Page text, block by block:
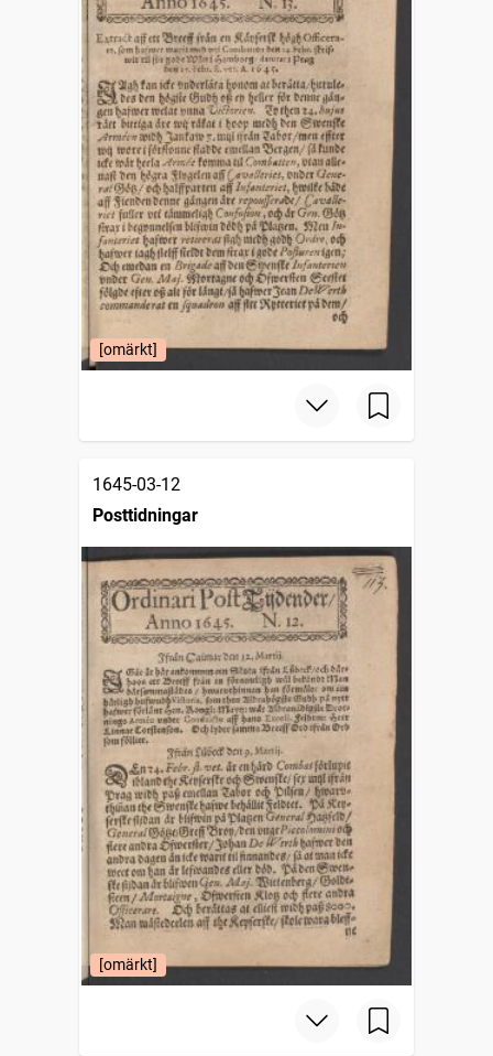
[omärkt]
1645-03-12
Posttidningar
[omärkt]